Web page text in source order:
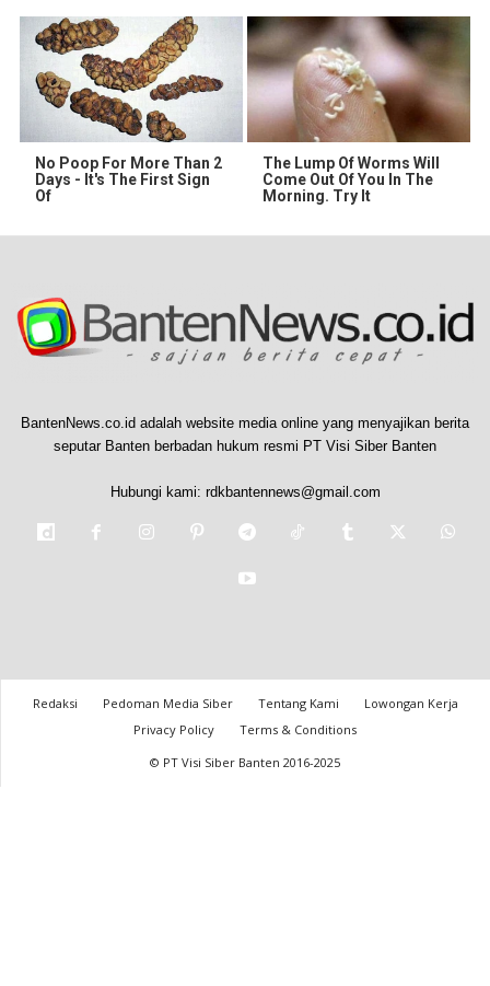
No Poop For More Than 2
Days - It's The First Sign
Of
The Lump Of Worms Will
Come Out Of You In The
Morning. Try It
BantenNews.co.id adalah website media online yang menyajikan berita
seputar Banten berbadan hukum resmi PT Visi Siber Banten
Hubungi kami: rdkbantennews@gmail.com
Redaksi Pedoman Media Siber Tentang Kami
Lowongan Kerja
Privacy Policy
Terms & Conditions
© PT Visi Siber Banten 2016-2025